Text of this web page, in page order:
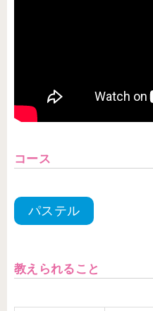
コース
パステル
教えられること